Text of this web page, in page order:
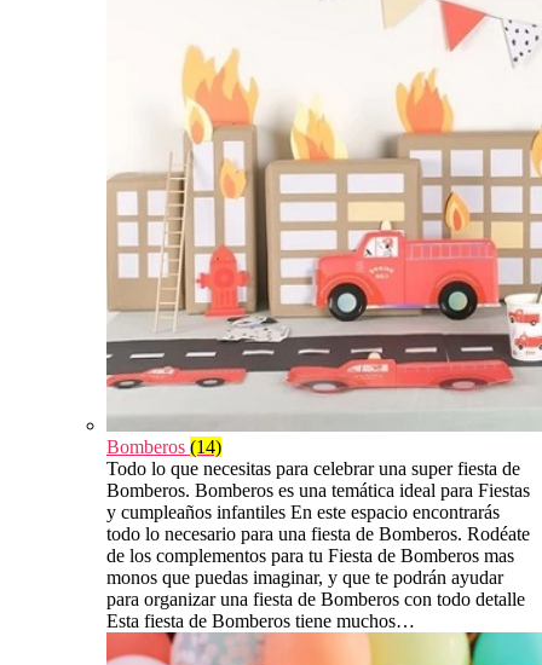
Bomberos (14)
Todo lo que necesitas para celebrar una super fiesta de
Bomberos. Bomberos es una temática ideal para Fiestas
y cumpleaños infantiles En este espacio encontrarás
todo lo necesario para una fiesta de Bomberos. Rodéate
de los complementos para tu Fiesta de Bomberos mas
monos que puedas imaginar, y que te podrán ayudar
para organizar una fiesta de Bomberos con todo detalle
Esta fiesta de Bomberos tiene muchos…